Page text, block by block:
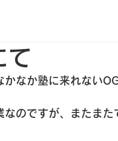
て
なか塾に来れない
のですが、またま